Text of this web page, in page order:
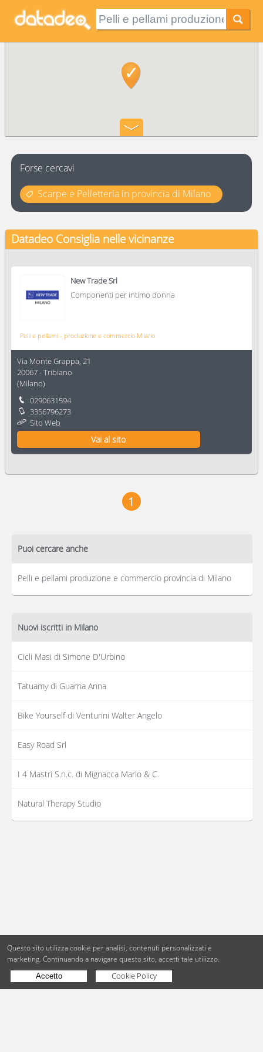
Forse cercavi
Scarpe e Pelletteria in provincia di Milano
Datadeo Consiglia nelle vicinanze
New Trade Srl
Componenti per intimo donna
Pelli e pellami - produzione e commercio Milano
Via Monte Grappa, 21
20067-Tribiano
(Milano)
0290631594
3356796273
Sito Web
Vai al sito
1
Puoi cercare anche
Pelli e pellami produzione e commercio provincia di Milano
Nuovi iscritti in Milano
Cicli Masi di Simone D'Urbino
Tatuamy di Guarna Anna
Bike Yourself di Venturini Walter Angelo
Easy Road Srl
I 4 Mastri S.n.c. di Mignacca Mario & C.
Natural Therapy Studio
Copyright © BdueB Srl PI 07755110967 Privacy Utilizzo dei cookie
Questo sito utilizza cookie per analisi, contenuti personalizzati e
marketing. Continuando a navigare questo sito, accetti tale utilizzo.
Accetto Cookie Policy